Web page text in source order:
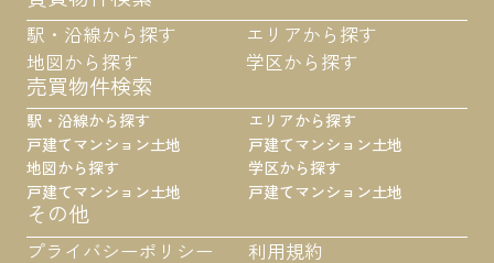
駅・沿線から探す
エリアから探す
地図から探す
学区から探す
売買物件検索
駅・沿線から探す
戸建てマンション土地
地図から探す
戸建てマンション土地
エリアから探す
戸建てマンション土地
学区から探す
戸建てマンション土地
その他
プライバシーポリシー 利用規約